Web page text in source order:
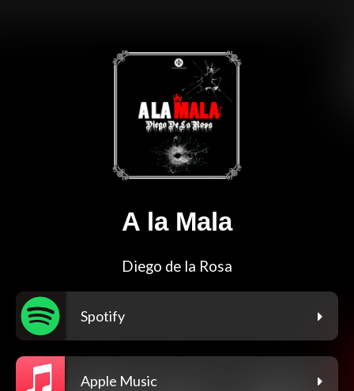
A la Mala
Diego de la Rosa
Spotify
Apple Music